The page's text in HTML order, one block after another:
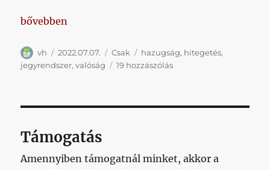
„Könyörgöm, ezek miért kellenek?”
bővebben
Szerző
vh Közzétéve
2022.07.07. Kategória
Csak Címke
hazugság, hitegetés,
jegyrendszer,valóság 19 hozzászólásKönyörgöm,
Támogatás
Amennyiben támogatnál minket, akkor a